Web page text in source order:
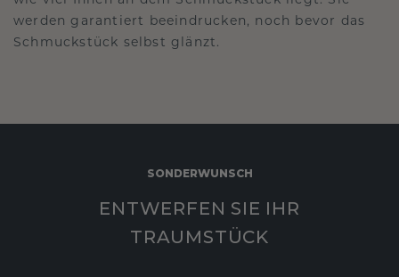
werden garantiert beeindrucken, noch bevor das
Schmuckstück selbst glänzt.
SONDERWUNSCH
ENTWERFEN SIE IHR
TRAUMSTÜCK